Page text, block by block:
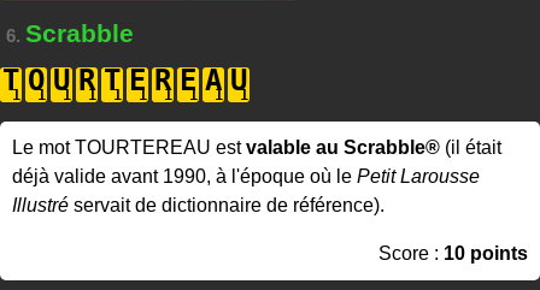
6. Scrabble
T O U R T E R E A U
Le mot TOURTEREAU estvalable au Scrabble® (il était
déjà valide avant 1990, à l'époque où le Petit Larousse
Illustré servait de dictionnaire de référence).
Score : 10 points